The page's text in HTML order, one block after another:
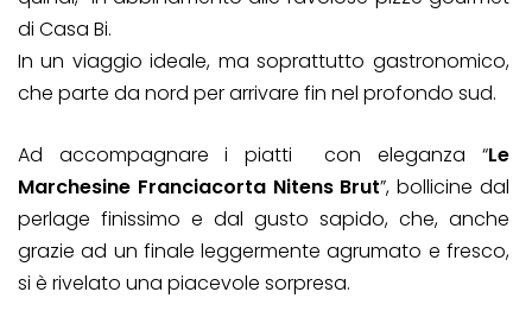
di Casa Bi.
In un viaggio ideale, ma soprattutto gastronomico,
che parte da nord per arrivare fin nel profondo sud.
Ad accompagnare i piatti con eleganza “Le
Marchesine Franciacorta Nitens Brut”, bollicine dal
perlage finissimo e dal gusto sapido, che, anche
grazie ad un finale leggermente agrumato e fresco,
si è rivelato una piacevole sorpresa.